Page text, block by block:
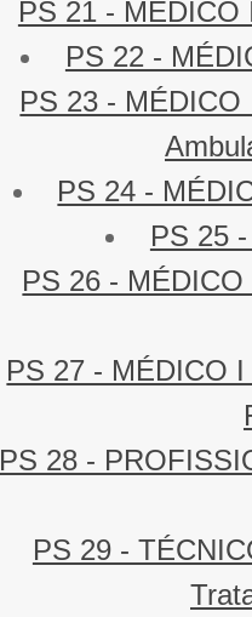
PS 21 - MÉDICO
PS 22 -
PS 23 - MÉDICO
PS 24 -
PS 25
PS 26 -
PS 27 - MÉDICO
PS 28 -
PS 29 -